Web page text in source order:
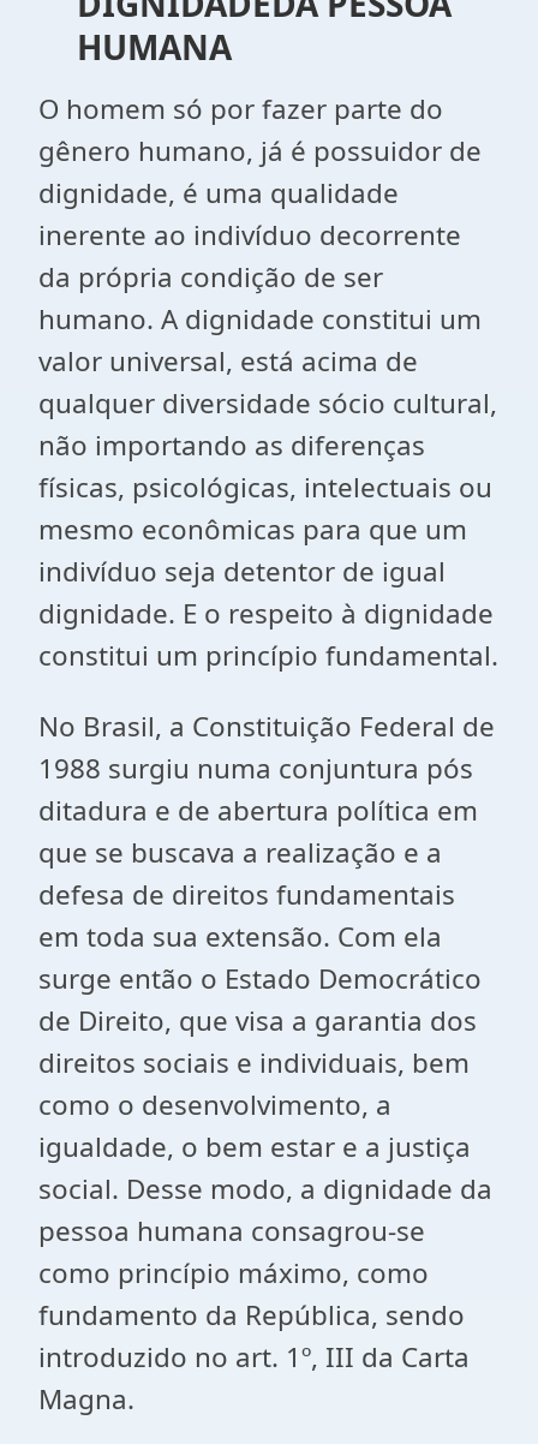
HUMANA
O homem só por fazer parte do
gênero humano, já é possuidor de
dignidade, é uma qualidade
inerente ao indivíduo decorrente
da própria condição de ser
humano. A dignidade constitui um
valor universal, está acima de
qualquer diversidade sócio cultural,
não importando as diferenças
físicas, psicológicas, intelectuais ou
mesmo econômicas para que um
indivíduo seja detentor de igual
dignidade. E o respeito à dignidade
constitui um princípio fundamental.
No Brasil, a Constituição Federal de
1988 surgiu numa conjuntura pós
ditadura e de abertura política em
que se buscava a realização e a
defesa de direitos fundamentais
em toda sua extensão. Com ela
surge então o Estado Democrático
de Direito, que visa a garantia dos
direitos sociais e individuais, bem
como o desenvolvimento, a
igualdade, o bem estar e a justiça
social. Desse modo, a dignidade da
pessoa humana consagrou-se
como princípio máximo, como
fundamento da República, sendo
introduzido no art. 1º, III da Carta
Magna.